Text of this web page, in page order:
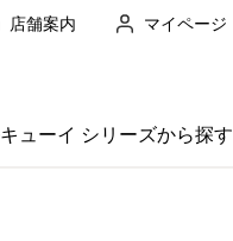
店舗案内 マイページ
ューイ シリーズから探す